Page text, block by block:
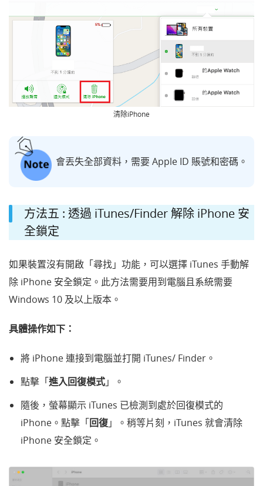
清除iPhone
會丟失全部資料，需要 Apple ID 賬號和密碼。
方法五 : 透過 iTunes/Finder 解除 iPhone 安
全鎖定
如果裝置沒有開啟「尋找」功能，可以選擇 iTunes 手動解
除 iPhone 安全鎖定。此方法需要用到電腦且系統需要
Windows 10 及以上版本。
具體操作如下：
將 iPhone 連接到電腦並打開 iTunes/ Finder。
點擊「進入回復模式」。
隨後，螢幕顯示 iTunes 已檢測到處於回復模式的
iPhone。點擊「回復」。稍等片刻，iTunes 就會清除
iPhone 安全鎖定。